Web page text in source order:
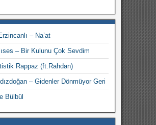
– Na’at
– Bir Kulunu Çok Sevdim
Rappaz (ft.Rahdan)
– Gidenler Dönmüyor Geri
Bülbül